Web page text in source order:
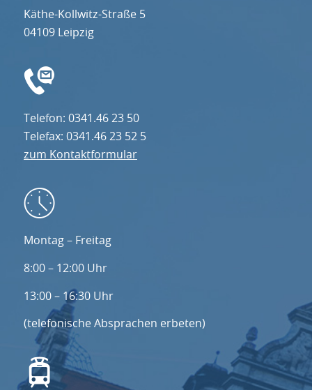
Käthe-Kollwitz-Straße 5
04109 Leipzig
Telefon: 0341.46 23 50
Telefax: 0341.46 23 52 5
zum Kontaktformular
Montag – Freitag
8:00 – 12:00 Uhr
13:00 – 16:30 Uhr
(telefonische Absprachen erbeten)